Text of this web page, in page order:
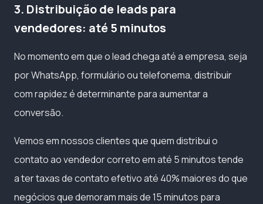
3. Distribuição de leads para
vendedores: até 5 minutos
No momento em que o lead chega até a empresa, seja
por WhatsApp, formulário ou telefonema, distribuir
com rapidez é determinante para aumentar a
conversão.
Vemos em nossos clientes que quem distribui o
contato ao vendedor correto em até 5 minutos tende
a ter taxas de contato efetivo até 40% maiores do que
negócios que demoram mais de 15 minutos para